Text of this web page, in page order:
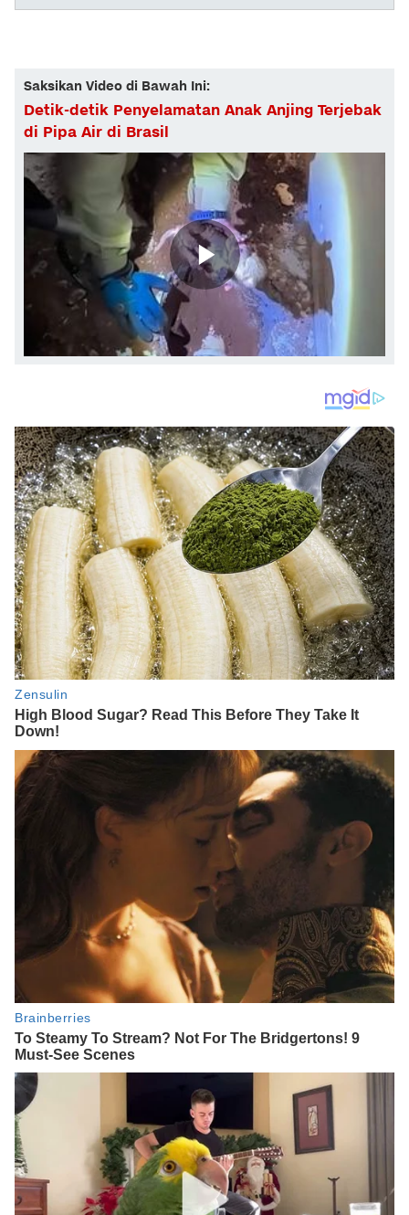
Saksikan Video di Bawah Ini:
Detik-detik Penyelamatan Anak Anjing Terjebak
di Pipa Air di Brasil